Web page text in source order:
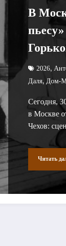
В
2026,
Даля, Дом-
Сегодня,
в Москве
Чехов:
Читать